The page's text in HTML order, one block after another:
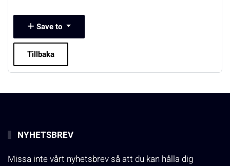
Save to
Tillbaka
NYHETSBREV
Missa inte vårt nyhetsbrev så att du kan hålla dig